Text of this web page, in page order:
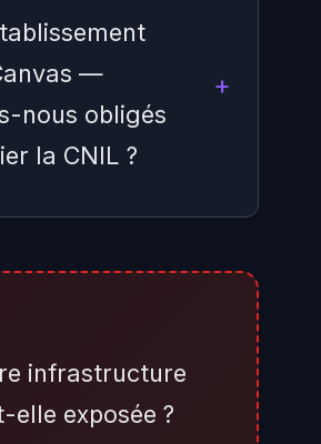
—
nous obligés
la CNIL ?
Instructure
probablement une
infrastructure
elle exposée ?